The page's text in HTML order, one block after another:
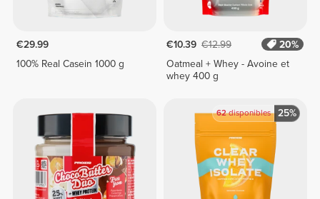
€29.99
100% Real Casein 1000 g
€10.39 €12.99
20%
Oatmeal + Whey - Avoine et
whey 400 g
62disponibles 25%